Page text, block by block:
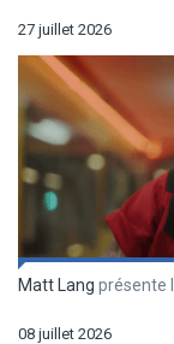
27 juillet 2026
Matt Lang présente
08 juillet 2026